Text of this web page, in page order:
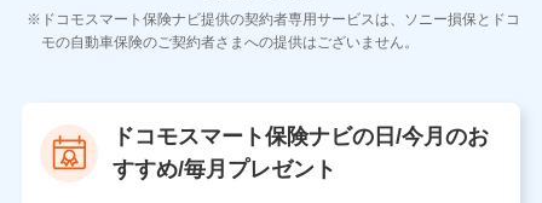
当社
当社又は株式会社NTTドコモが提供する保険関連サービ
スにおけるユーザ登録受付および管理のため
ドコモスマート保険ナビ提供の契約者専用サービスは、ソニー損保とドコ
モの自動車保険のご契約者さまへの提供はございません。
ドコモスマート保険ナビの日/今月のお
すすめ/毎月プレゼント